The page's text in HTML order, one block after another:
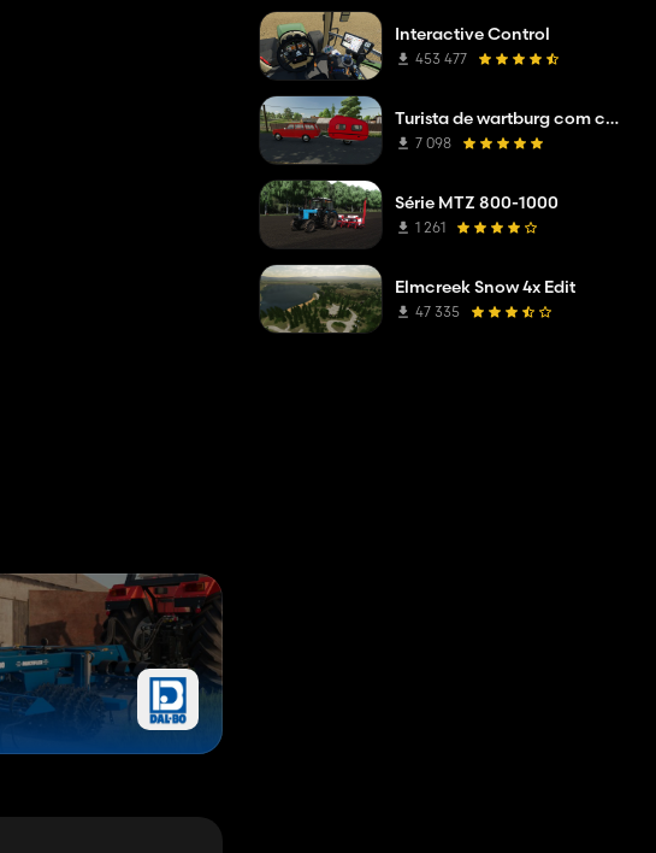
Interactive Control
453 477
Turista de wartburg com caravana
7 098
Série MTZ 800-1000
1 261
Elmcreek Snow 4x Edit
47 335